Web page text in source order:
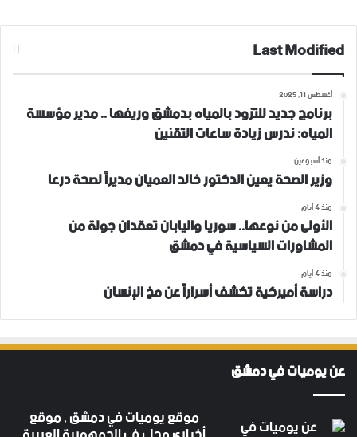
Last Modified
أغسطس 11, 2025
برنامج جديد للتزود بالمياه بدمشق وريفها .. مدير مؤسسة
المياه: ندرس زيادة ساعات التقنين
منذ أسبوعين
وزير الصحة يعين الدكتور خالد العميان مديراً لصحة درعا
منذ 4 أيام
الأولى من نوعها.. سوريا واليابان تعقدان جولة من
المشاورات السياسية في دمشق
منذ 4 أيام
دراسة أميركية تكشف أسراراً عن مخ الإنسان
عن يوميات في دمشق
موقع يوميات في دمشق , موقع